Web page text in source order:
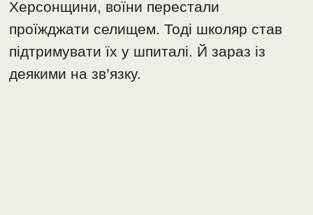
Херсонщини, воїни перестали
проїжджати селищем. Тоді школяр став
підтримувати їх у шпиталі. Й зараз із
деякими на зв’язку.